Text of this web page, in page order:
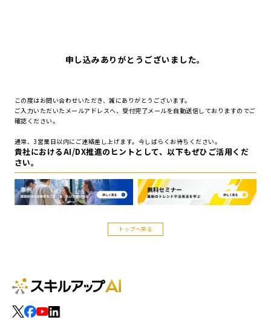
申し込みありがとうございました。
この度はお問い合わせいただき、誠にありがとうございます。
ご入力いただいたメールアドレスへ、受付完了メールを自動送信しておりますのでご
確認ください。
通常、3営業日以内にご連絡差し上げます。今しばらくお待ちください。
貴社におけるAI/DX推進のヒントとして、以下もぜひご活用くだ
さい。
トップへ戻る